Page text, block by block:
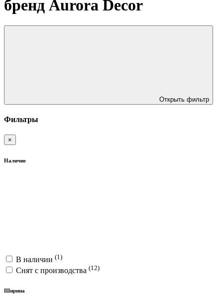
бренд Aurora Decor
Открыть фильтр
Фильтры
×
Наличие
В наличии (1)
Снят с производства (12)
Ширина